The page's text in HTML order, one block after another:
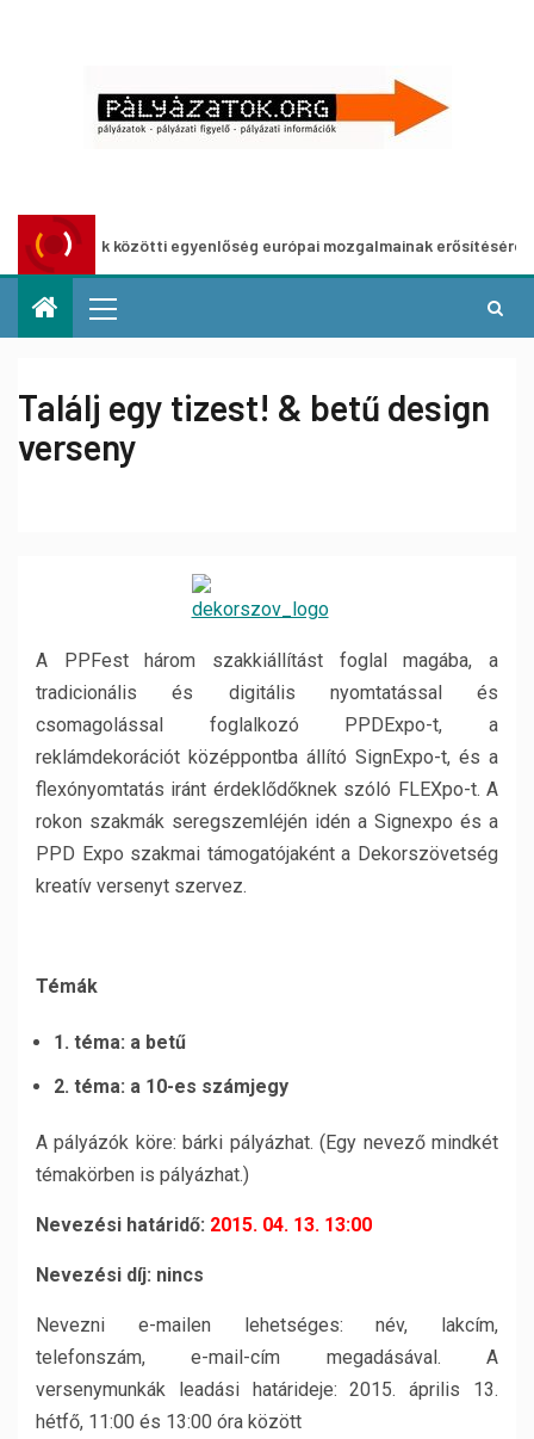
közötti egyenlőség európai mozgalmainak erősítésére
Találj egy tizest! & betű design
verseny
A PPFest három szakkiállítást foglal magába, a
tradicionális és digitális nyomtatással és
csomagolással foglalkozó PPDExpo-t, a
reklámdekorációt középpontba állító SignExpo-t, és a
flexónyomtatás iránt érdeklődőknek szóló FLEXpo-t. A
rokon szakmák seregszemléjén idén a Signexpo és a
PPD Expo szakmai támogatójaként a Dekorszövetség
kreatív versenyt szervez.
Témák
1. téma: a betű
2. téma: a 10-es számjegy
A pályázók köre: bárki pályázhat. (Egy nevező mindkét
témakörben is pályázhat.)
Nevezési határidő: 2015. 04. 13. 13:00
Nevezési díj: nincs
Nevezni e-mailen lehetséges: név, lakcím,
telefonszám, e-mail-cím megadásával. A
versenymunkák leadási határideje: 2015. április 13.
hétfő, 11:00 és 13:00 óra között